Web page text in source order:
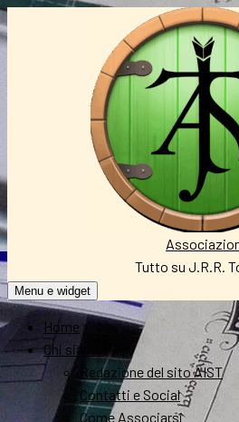
Vai
al
Tutto su J.R.R.
Menu e widget
Home
Chi siamo
Redazione del sito AIST
Contatti e Social
Come Associarsi